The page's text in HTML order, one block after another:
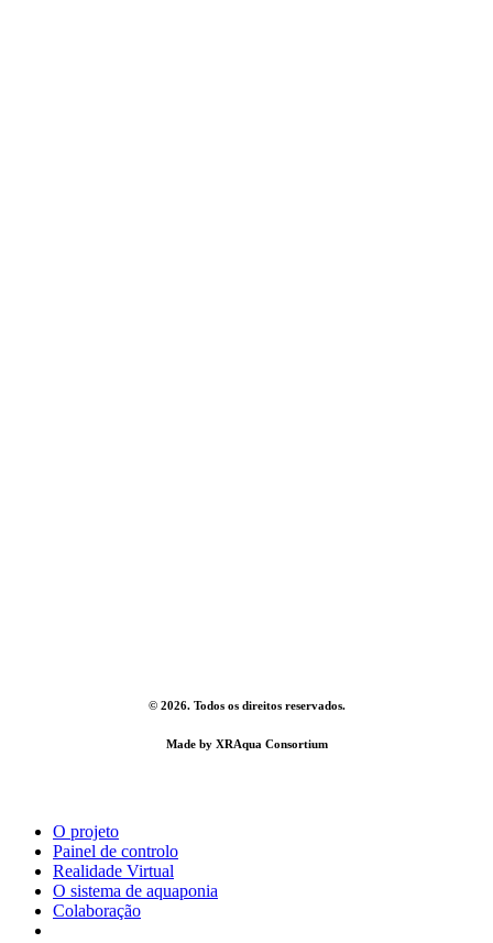
© 2026. Todos os direitos reservados.
Made by XRAqua Consortium
Close
Menu
O projeto
Painel de controlo
Realidade Virtual
O sistema de aquaponia
Colaboração